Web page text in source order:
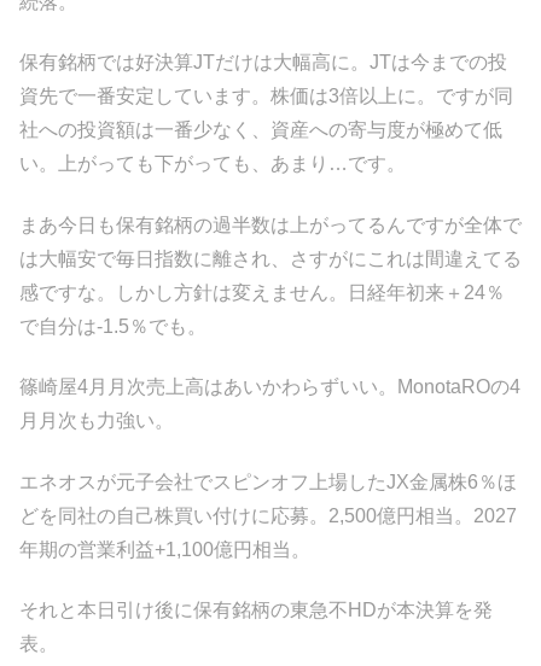
保有銘柄では好決算JTだけは大幅高に。JTは今までの投
資先で一番安定しています。株価は3倍以上に。ですが同
社への投資額は一番少なく、資産への寄与度が極めて低
い。上がっても下がっても、あまり…です。
まあ今日も保有銘柄の過半数は上がってるんですが全体で
は大幅安で毎日指数に離され、さすがにこれは間違えてる
感ですな。しかし方針は変えません。日経年初来＋24％
で自分は-1.5％でも。
篠崎屋4月月次売上高はあいかわらずいい。MonotaROの4
月月次も力強い。
エネオスが元子会社でスピンオフ上場したJX金属株6％ほ
どを同社の自己株買い付けに応募。2,500億円相当。2027
年期の営業利益+1,100億円相当。
それと本日引け後に保有銘柄の東急不HDが本決算を発
表。